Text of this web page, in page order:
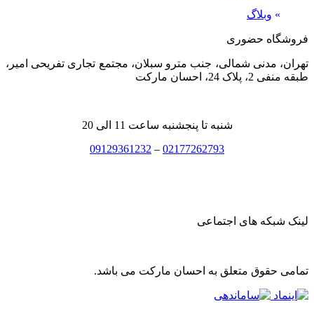
» وبلاگ
فروشگاه حضوری
تهران، مدنی شمالی، جنب مترو سبلان، مجتمع تجاری تفریحی امیر،
طبقه منفی 2، پلاک 24، احسان مارکت
شنبه تا پنجشنبه ساعت 11 الی 20
02177262793
–
09129361232
لینک شبکه های اجتماعی
تمامی حقوق متعلق به احسان مارکت می باشد.